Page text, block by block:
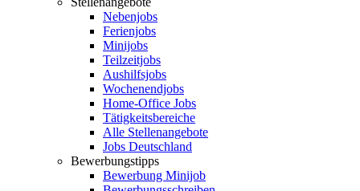
Nebenjobs
Ferienjobs
Minijobs
Teilzeitjobs
Aushilfsjobs
Wochenendjobs
Home-Office Jobs
Tätigkeitsbereiche
Alle Stellenangebote
Jobs Deutschland
Bewerbungstipps
Bewerbung Minijob